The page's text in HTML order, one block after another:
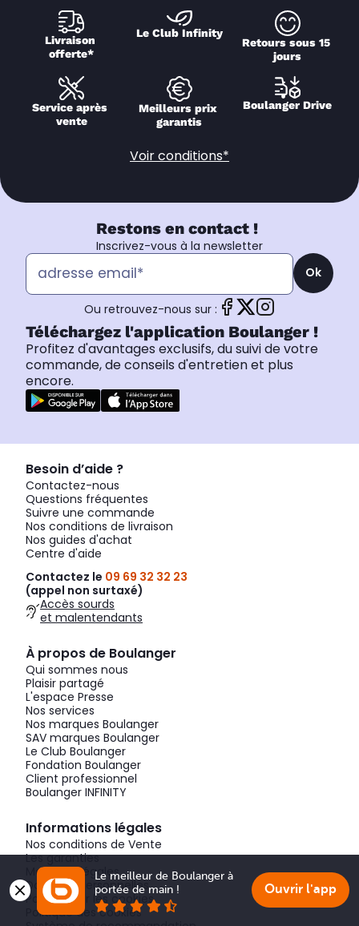
Livraison
offerte*
Le Club Infinity
Retours sous 15
jours
Service après
vente
Meilleurs prix
garantis
Boulanger Drive
Voir conditions*
Restons en contact !
Inscrivez-vous à la newsletter
Ok
Ou retrouvez-nous sur :
Téléchargez l'application Boulanger !
Profitez d'avantages exclusifs, du suivi de votre
commande, de conseils d'entretien et plus
encore.
Besoin d’aide ?
Contactez-nous
Questions fréquentes
Suivre une commande
Nos conditions de livraison
Nos guides d'achat
Centre d'aide
Contactez le 09 69 32 32 23
(appel non surtaxé)
Accès sourds
et malentendants
À propos de Boulanger
Qui sommes nous
Plaisir partagé
L'espace Presse
Nos services
Nos marques Boulanger
SAV marques Boulanger
Le Club Boulanger
Fondation Boulanger
Client professionnel
Boulanger INFINITY
Informations légales
Nos conditions de Vente
Les garanties
Mentions légales
Données personnelles
Paramétrer les cookies
Politique des cookies
Le meilleur de Boulanger à
portée de main !
Ouvrir l'app